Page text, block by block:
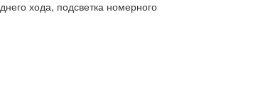
хода, подсветка номерного